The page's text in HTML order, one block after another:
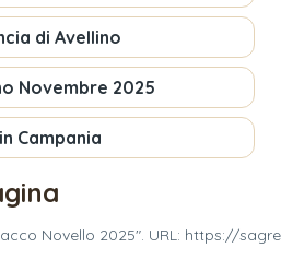
di Avellino
Novembre 2025
Campania
Novello 2025". URL: https://